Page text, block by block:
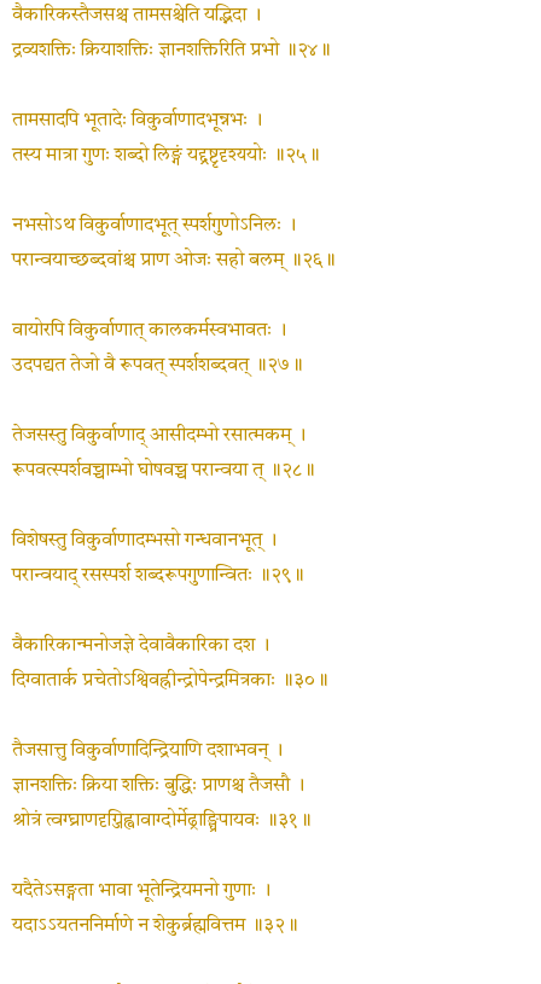
वैकारिकस्तैजसश्च तामसश्चेति यद्भिदा ।
द्रव्यशक्तिः क्रियाशक्तिः ज्ञानशक्तिरिति प्रभो ॥२४॥
तामसादपि भूतादेः विकुर्वाणादभून्नभः ।
तस्य मात्रा गुणः शब्दो लिङ्गं यद्द्रष्टृदृश्ययोः ॥२५॥
नभसोऽथ विकुर्वाणादभूत् स्पर्शगुणोऽनिलः ।
परान्वयाच्छब्दवांश्च प्राण ओजः सहो बलम् ॥२६॥
वायोरपि विकुर्वाणात् कालकर्मस्वभावतः ।
उदपद्यत तेजो वै रूपवत् स्पर्शशब्दवत् ॥२७॥
तेजसस्तु विकुर्वाणाद् आसीदम्भो रसात्मकम् ।
रूपवत्स्पर्शवच्चाम्भो घोषवच्च परान्वया त् ॥२८॥
विशेषस्तु विकुर्वाणादम्भसो गन्धवानभूत् ।
परान्वयाद् रसस्पर्श शब्दरूपगुणान्वितः ॥२९॥
वैकारिकान्मनोजज्ञे देवावैकारिका दश ।
दिग्वातार्क प्रचेतोऽश्विवह्नीन्द्रोपेन्द्रमित्रकाः ॥३०॥
तैजसात्तु विकुर्वाणादिन्द्रियाणि दशाभवन् ।
ज्ञानशक्तिः क्रिया शक्तिः बुद्धिः प्राणश्च तैजसौ ।
श्रोत्रं त्वग्घ्राणदृग्जिह्वावाग्दोर्मेढ्राङ्घ्रिपायवः ॥३१॥
यदैतेऽसङ्गता भावा भूतेन्द्रियमनो गुणाः ।
यदाऽऽयतननिर्माणे न शेकुर्ब्रह्मवित्तम ॥३२॥